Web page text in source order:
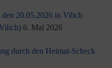
20.05.2026 in Vilich
6. Mai 2026
durch den Heimat-Scheck